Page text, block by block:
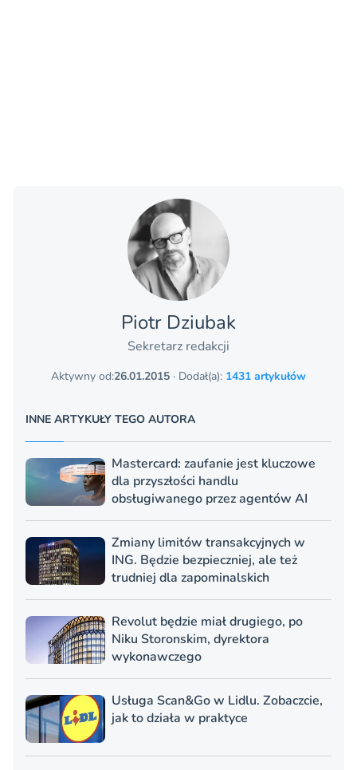
Piotr Dziubak
Sekretarz redakcji
Aktywny od:26.01.2015 · Dodał(a): 1431 artykułów
INNE ARTYKUŁY TEGO AUTORA
Mastercard: zaufanie jest kluczowe
dla przyszłości handlu
obsługiwanego przez agentów AI
Zmiany limitów transakcyjnych w
ING. Będzie bezpieczniej, ale też
trudniej dla zapominalskich
Revolut będzie miał drugiego, po
Niku Storonskim, dyrektora
wykonawczego
Usługa Scan&Go w Lidlu. Zobaczcie,
jak to działa w praktyce